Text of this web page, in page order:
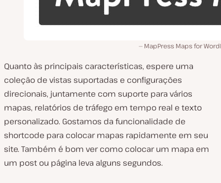
MapPress Maps for
Quanto às principais características, espere uma
coleção de vistas suportadas e configurações
direcionais, juntamente com suporte para vários
mapas, relatórios de tráfego em tempo real e texto
personalizado. Gostamos da funcionalidade de
shortcode para colocar mapas rapidamente em seu
site. Também é bom ver como colocar um mapa em
um post ou página leva alguns segundos.